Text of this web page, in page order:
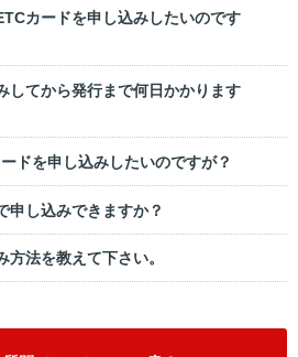
カードを申し込みしたいのです
してから発行まで何日かかります
ドを申し込みしたいのですが？
申し込みできますか？
法を教えて下さい。